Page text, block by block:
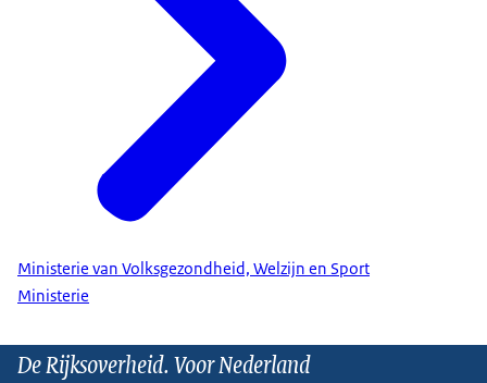
Ministerie van Volksgezondheid, Welzijn en Sport
Ministerie
De Rijksoverheid. Voor Nederland